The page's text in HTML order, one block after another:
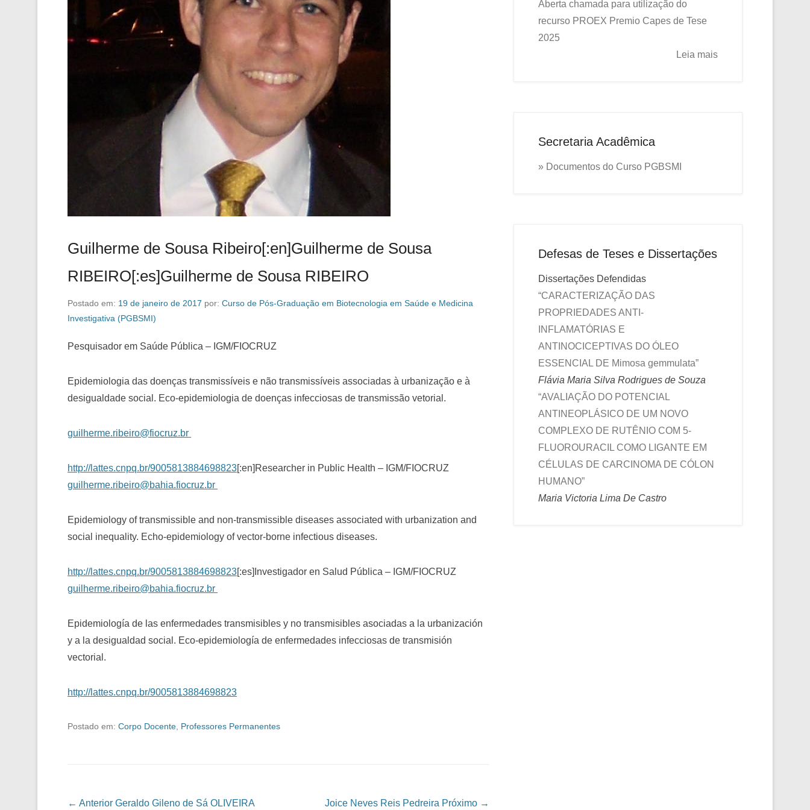
Guilherme de Sousa Ribeiro[:en]Guilherme de Sousa
RIBEIRO[:es]Guilherme de Sousa RIBEIRO
Postado em: 19 de janeiro de 2017 por: Curso de Pós-Graduação em Biotecnologia em Saúde e Medicina
Investigativa (PGBSMI)
Pesquisador em Saúde Pública – IGM/FIOCRUZ
Epidemiologia das doenças transmissíveis e não transmissíveis associadas à urbanização e à
desigualdade social. Eco-epidemiologia de doenças infecciosas de transmissão vetorial.
guilherme.ribeiro@fiocruz.br
http://lattes.cnpq.br/9005813884698823[:en]Researcher in Public Health – IGM/FIOCRUZ
guilherme.ribeiro@bahia.fiocruz.br
Epidemiology of transmissible and non-transmissible diseases associated with urbanization and
social inequality. Echo-epidemiology of vector-borne infectious diseases.
http://lattes.cnpq.br/9005813884698823[:es]Investigador en Salud Pública – IGM/FIOCRUZ
guilherme.ribeiro@bahia.fiocruz.br
Epidemiología de las enfermedades transmisibles y no transmisibles asociadas a la urbanización
y a la desigualdad social. Eco-epidemiología de enfermedades infecciosas de transmisión
vectorial.
http://lattes.cnpq.br/9005813884698823
Postado em: Corpo Docente Professores Permanentes
Navegação das Postagens
← Anterior Geraldo Gileno de Sá OLIVEIRA Joice Neves Reis Pedreira Próximo →
Aberta chamada para utilização do
recurso PROEX Premio Capes de Tese
2025
Leia mais
Secretaria Acadêmica
» Documentos do Curso PGBSMI
Defesas de Teses e Dissertações
Dissertações Defendidas
“CARACTERIZAÇÃO DAS
PROPRIEDADES ANTI-
INFLAMATÓRIAS E
ANTINOCICEPTIVAS DO ÓLEO
ESSENCIAL DE Mimosa gemmulata”
Flávia Maria Silva Rodrigues de Souza
“AVALIAÇÃO DO POTENCIAL
ANTINEOPLÁSICO DE UM NOVO
COMPLEXO DE RUTÊNIO COM 5-
FLUOROURACIL COMO LIGANTE EM
CÉLULAS DE CARCINOMA DE CÓLON
HUMANO”
Maria Victoria Lima De Castro